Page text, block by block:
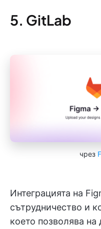
5. GitLab
чрез
Интеграцията на
сътрудничество и
което позволява на